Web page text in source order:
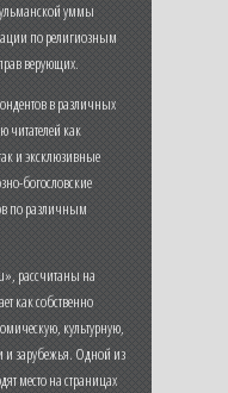
уммы
по религиозным
верующих.
в различных
читателей как
и эксклюзивные
богословские
по различным
рассчитаны на
как собственно
культурную,
и зарубежья. Одной из
место на страницах